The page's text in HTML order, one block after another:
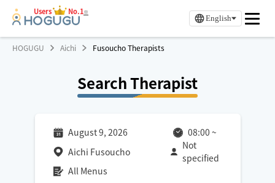
Users No.1※
English
HOGUGU Aichi Fusoucho Therapists
Search Therapist
August 9, 2026 08:00 ~
Aichi Fusoucho
Not
specified
All Menus